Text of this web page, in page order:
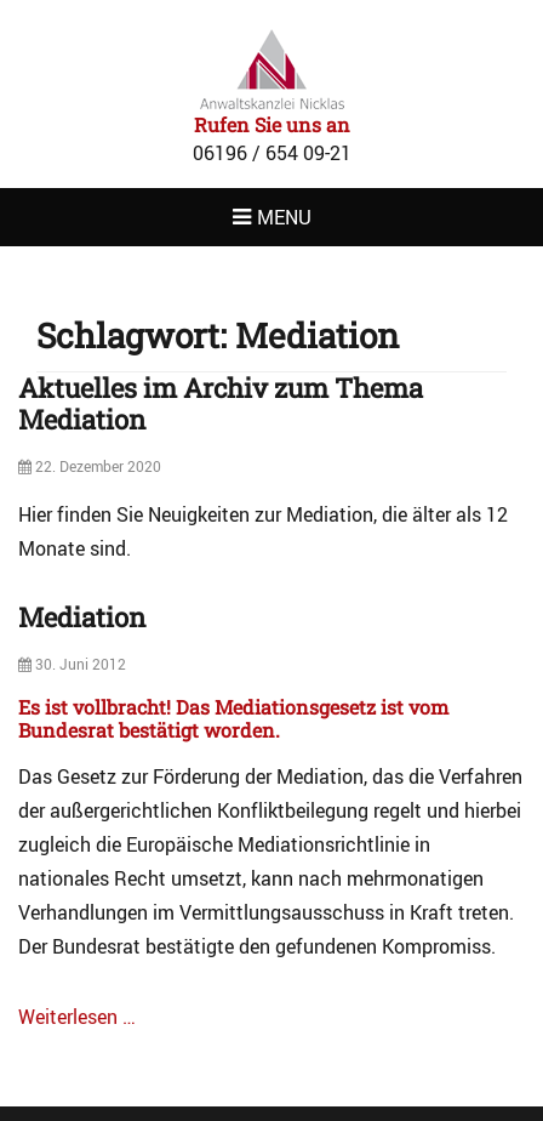
Rufen Sie uns an
06196 / 654 09-21
MENU
Schlagwort: Mediation
Aktuelles im Archiv zum Thema
Mediation
Posted
22. Dezember 2020
Hier finden Sie Neuigkeiten zur Mediation, die älter als 12
Monate sind.
Categories
r
h
i
v
e
d
t
i
Tags
Mediation
Posted
30. Juni 2012
Es ist vollbracht! Das Mediationsgesetz ist vom
Bundesrat bestätigt worden.
Das Gesetz zur Förderung der Mediation, das die Verfahren
der außergerichtlichen Konfliktbeilegung regelt und hierbei
zugleich die Europäische Mediationsrichtlinie in
nationales Recht umsetzt, kann nach mehrmonatigen
Verhandlungen im Vermittlungsausschuss in Kraft treten.
Der Bundesrat bestätigte den gefundenen Kompromiss.
Weiterlesen …